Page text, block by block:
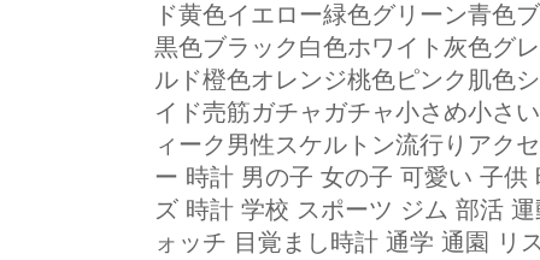
ド黄色イエロー緑色グリーン青色
黒色ブラック白色ホワイト灰色グ
ルド橙色オレンジ桃色ピンク肌色
イド売筋ガチャガチャ小さめ小さ
ィーク男性スケルトン流行りアク
ー 時計 男の子 女の子 可愛い 子
ズ 時計 学校 スポーツ ジム 部活
ォッチ 目覚まし時計 通学 通園 リ